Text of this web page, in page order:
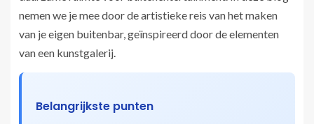
nemen we je mee door de artistieke reis van het maken
van je eigen buitenbar, geïnspireerd door de elementen
van een kunstgalerij.
Belangrijkste punten